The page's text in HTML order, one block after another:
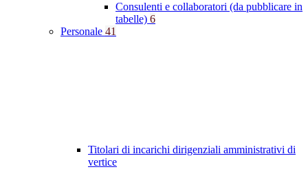
Consulenti e collaboratori (da pubblicare in
tabelle) 6
Personale 41
Titolari di incarichi dirigenziali amministrativi di
vertice